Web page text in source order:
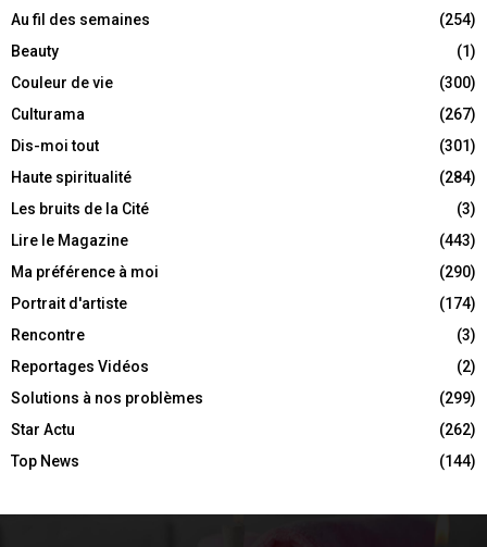
Au fil des semaines
(254)
Beauty
(1)
Couleur de vie
(300)
Culturama
(267)
Dis-moi tout
(301)
Haute spiritualité
(284)
Les bruits de la Cité
(3)
Lire le Magazine
(443)
Ma préférence à moi
(290)
Portrait d'artiste
(174)
Rencontre
(3)
Reportages Vidéos
(2)
Solutions à nos problèmes
(299)
Star Actu
(262)
Top News
(144)